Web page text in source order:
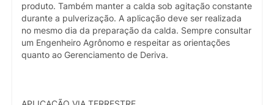
produto. Também manter a calda sob agitação constante
durante a pulverização. A aplicação deve ser realizada
no mesmo dia da preparação da calda. Sempre consultar
um Engenheiro Agrônomo e respeitar as orientações
quanto ao Gerenciamento de Deriva.